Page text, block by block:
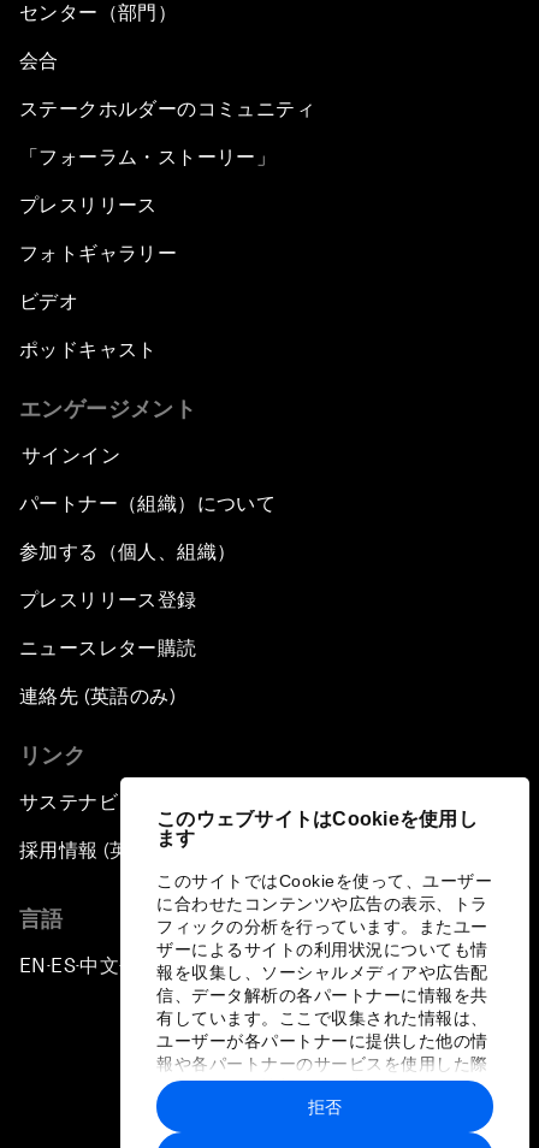
このウェブサイトはCookieを使用し
ます
このサイトではCookieを使って、ユーザー
に合わせたコンテンツや広告の表示、トラ
フィックの分析を行っています。またユー
ザーによるサイトの利用状況についても情
報を収集し、ソーシャルメディアや広告配
信、データ解析の各パートナーに情報を共
有しています。ここで収集された情報は、
ユーザーが各パートナーに提供した他の情
報や各パートナーのサービスを使用した際
に収集された情報と組み合わされ、各パー
トナーによって使用されることがありま
す。
拒否
センター（部門）
会合
ステークホルダーのコミュニティ
「フォーラム・ストーリー」
プレスリリース
フォトギャラリー
ビデオ
ポッドキャスト
エンゲージメント
サインイン
パートナー（組織）について
参加する（個人、組織）
プレスリリース登録
ニュースレター購読
連絡先 (英語のみ)
リンク
サステナビリティへの取り組み
採用情報 (英語のみ)
言語
EN ▪ ES▪中文▪ 日本語
プライバシーポリシーと利用規約